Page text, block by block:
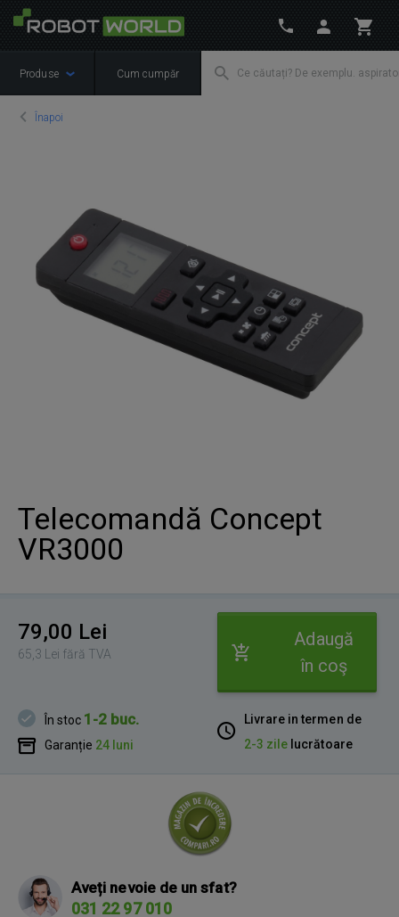
Produse Cum cumpăr
Înapoi
Telecomandă Concept
VR3000
79,00 Lei
65,3 Lei fără TVA
Adaugă
în coş
În stoc 1-2 buc.
Garanție 24 luni
Livrare in termen de
2-3 zile lucrătoare
Aveți nevoie de un sfat?
031 22 97 010